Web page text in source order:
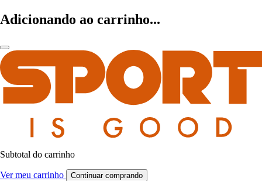
Adicionando ao carrinho...
Subtotal do carrinho
Ver meu carrinho Continuar comprando